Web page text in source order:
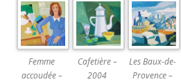
Femme
accoudée –
Cafetière –
2004
Les Baux-de-
Provence –